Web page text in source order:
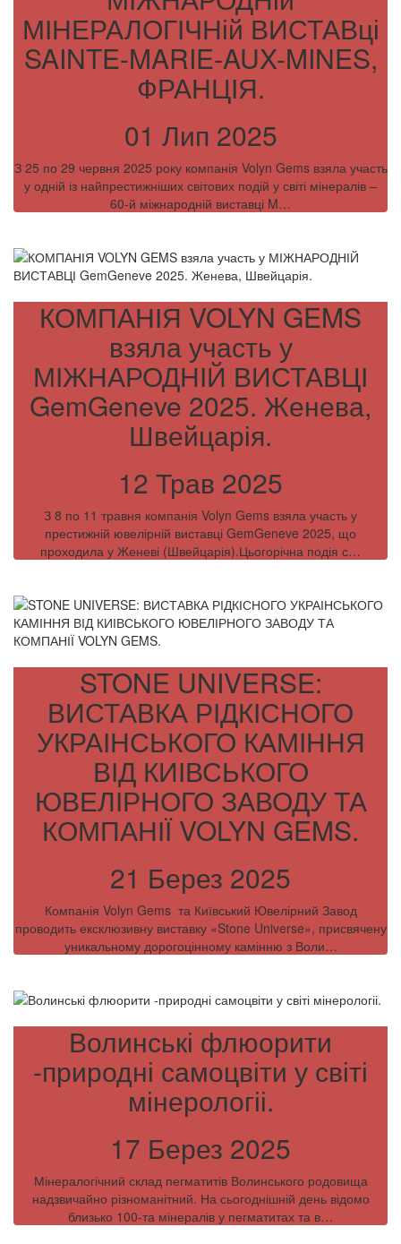
МІНЕРАЛОГІЧНій ВИСТАВці
SAINTE-MARIE-AUX-MINES,
ФРАНЦІЯ.
01 Лип 2025
З 25 по 29 червня 2025 року компанія Volyn Gems взяла участь
у одній із найпрестижніших світових подій у світі мінералів –
60-й міжнародній виставці M…
КОМПАНІЯ VOLYN GEMS
взяла участь у
МІЖНАРОДНІЙ ВИСТАВЦІ
GemGeneve 2025. Женева,
Швейцарія.
12 Трав 2025
З 8 по 11 травня компанія Volyn Gems взяла участь у
престижній ювелірній виставці GemGeneve 2025, що
проходила у Женеві (Швейцарія).Цьогорічна подія с…
STONE UNIVERSE:
ВИСТАВКА РІДКІСНОГО
УКРАІНСЬКОГО КАМІННЯ
ВІД КИІВСЬКОГО
ЮВЕЛІРНОГО ЗАВОДУ ТА
КОМПАНІЇ VOLYN GEMS.
21 Берез 2025
Компанія Volyn Gems та Київський Ювелірний Завод
проводить ексклюзивну виставку «Stone Universe», присвячену
уникальному дорогоцінному камінню з Воли…
Волинські флюорити
-природні самоцвіти у світі
мінерологіі.
17 Берез 2025
Мінералогічний склад пегматитів Волинського родовища
надзвичайно різноманітний. На сьогоднішній день відомо
близько 100-та мінералів у пегматитах та в…